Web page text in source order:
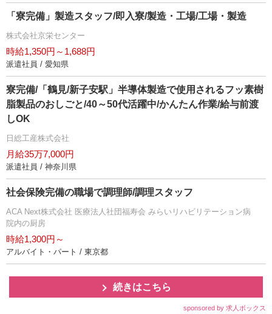
「寮完備」製造スタッフ/即入寮/製造・工場/工場・製造
株式会社京栄センター
時給1,350円～1,688円
派遣社員 / 愛知県
寮完備/「鶴見/新子安駅」半導体製造で使用されるフッ素樹
脂製品のおしごと/40～50代活躍中/かんたん作業/給与前渡
しOK
日総工産株式会社
月給35万7,000円
派遣社員 / 神奈川県
社会保険完備の職場で調理師/調理スタッフ
ACA Next株式会社 医療法人社団福寿会 みらいリハビリテーション病
院内の厨房
時給1,300円～
アルバイト・パート / 東京都
続きはこちら
sponsored by 求人ボックス